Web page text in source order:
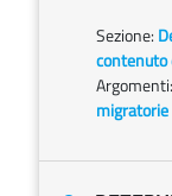
Sezione:
contenuto
Argomenti:
migratorie